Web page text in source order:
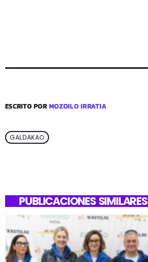
ESCRITO PORMOZOILO IRRATIA
GALDAKAO
PUBLICACIONES SIMILARES